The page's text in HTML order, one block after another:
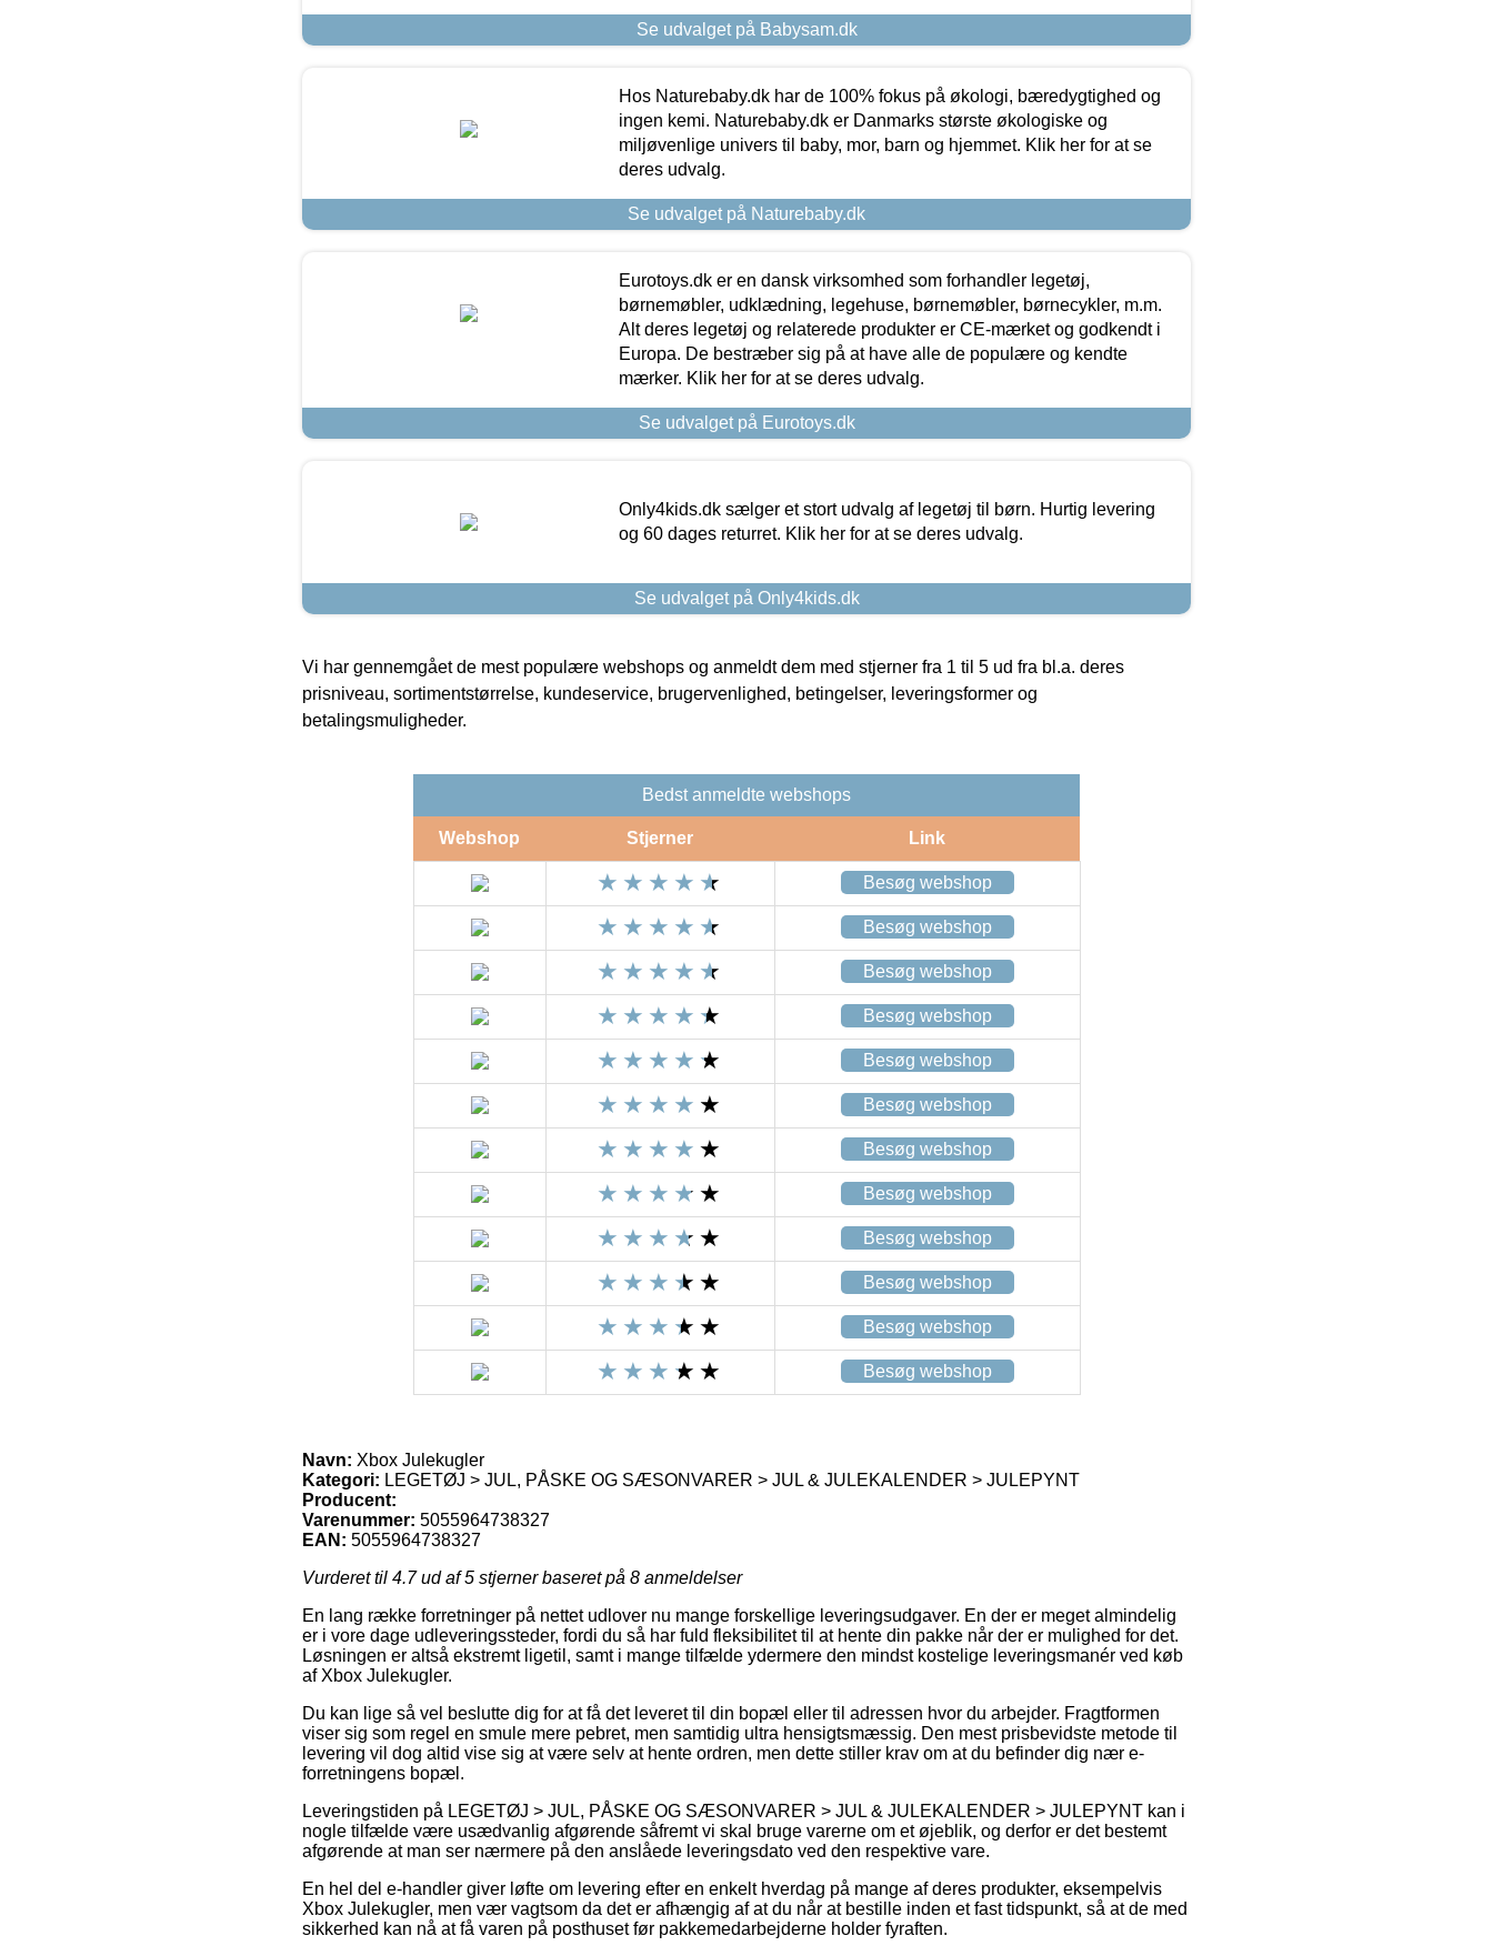
Se udvalget på Babysam.dk
Hos Naturebaby.dk har de 100% fokus på økologi, bæredygtighed og
ingen kemi. Naturebaby.dk er Danmarks største økologiske og
miljøvenlige univers til baby, mor, barn og hjemmet. Klik her for at se
deres udvalg.
Se udvalget på Naturebaby.dk
Eurotoys.dk er en dansk virksomhed som forhandler legetøj,
børnemøbler, udklædning, legehuse, børnemøbler, børnecykler, m.m.
Alt deres legetøj og relaterede produkter er CE-mærket og godkendt i
Europa. De bestræber sig på at have alle de populære og kendte
mærker. Klik her for at se deres udvalg.
Se udvalget på Eurotoys.dk
Only4kids.dk sælger et stort udvalg af legetøj til børn. Hurtig levering
og 60 dages returret. Klik her for at se deres udvalg.
Se udvalget på Only4kids.dk
Vi har gennemgået de mest populære webshops og anmeldt dem med stjerner fra 1 til 5 ud fra bl.a. deres
prisniveau, sortimentstørrelse, kundeservice, brugervenlighed, betingelser, leveringsformer og
betalingsmuligheder.
Bedst anmeldte webshops
Webshop Stjerner Link
Besøg webshop
Besøg webshop
Besøg webshop
Besøg webshop
Besøg webshop
Besøg webshop
Besøg webshop
Besøg webshop
Besøg webshop
Besøg webshop
Besøg webshop
Besøg webshop
Navn: Xbox Julekugler
Kategori: LEGETØJ > JUL, PÅSKE OG SÆSONVARER > JUL & JULEKALENDER > JULEPYNT
Producent:
Varenummer: 5055964738327
EAN: 5055964738327
Vurderet til 4.7ud af 5 stjerner baseret på 8 anmeldelser
En lang række forretninger på nettet udlover nu mange forskellige leveringsudgaver. En der er meget almindelig
er i vore dage udleveringssteder, fordi du så har fuld fleksibilitet til at hente din pakke når der er mulighed for det.
Løsningen er altså ekstremt ligetil, samt i mange tilfælde ydermere den mindst kostelige leveringsmanér ved køb
af Xbox Julekugler.
Du kan lige så vel beslutte dig for at få det leveret til din bopæl eller til adressen hvor du arbejder. Fragtformen
viser sig som regel en smule mere pebret, men samtidig ultra hensigtsmæssig. Den mest prisbevidste metode til
levering vil dog altid vise sig at være selv at hente ordren, men dette stiller krav om at du befinder dig nær e-
forretningens bopæl.
Leveringstiden på LEGETØJ > JUL, PÅSKE OG SÆSONVARER > JUL & JULEKALENDER > JULEPYNT kan i
nogle tilfælde være usædvanlig afgørende såfremt vi skal bruge varerne om et øjeblik, og derfor er det bestemt
afgørende at man ser nærmere på den anslåede leveringsdato ved den respektive vare.
En hel del e-handler giver løfte om levering efter en enkelt hverdag på mange af deres produkter, eksempelvis
Xbox Julekugler, men vær vagtsom da det er afhængig af at du når at bestille inden et fast tidspunkt, så at de med
sikkerhed kan nå at få varen på posthuset før pakkemedarbejderne holder fyraften.